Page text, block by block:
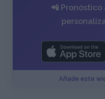
📲
Añade este